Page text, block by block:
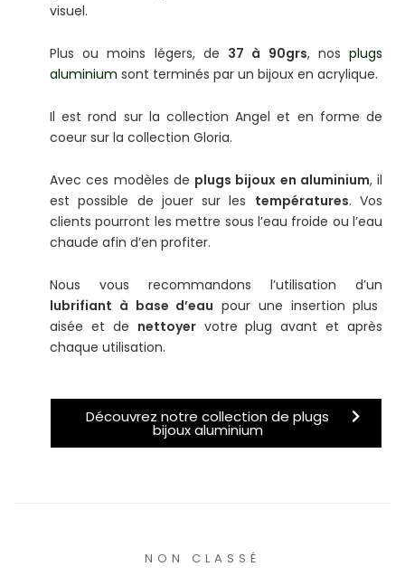
visuel.
Plus ou moins légers, de 37 à 90grs, nosplugs
aluminium sont terminés par un bijoux en acrylique.
Il est rond sur la collection Angel et en forme de
coeur sur la collection Gloria.
Avec ces modèles de plugs bijoux en aluminium, il
est possible de jouer sur les températures. Vos
clients pourront les mettre sous l’eau froide ou l’eau
chaude afin d’en profiter.
Nous vous recommandons l’utilisation d’un
lubrifiant à base d’eau pour une insertion plus
aisée et de nettoyervotre plug avant et après
chaque utilisation.
Découvrez notre collection de plugs
bijoux aluminium
NON CLASSÉ